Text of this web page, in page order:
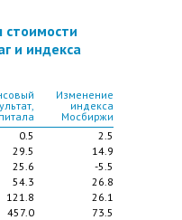
Изменение
индекса
Мосбиржи
0.5
2.5
29.5
14.9
25.6
-5.5
54.3
26.8
121.8
26.1
457.0 73.5
стоимости
и индекса